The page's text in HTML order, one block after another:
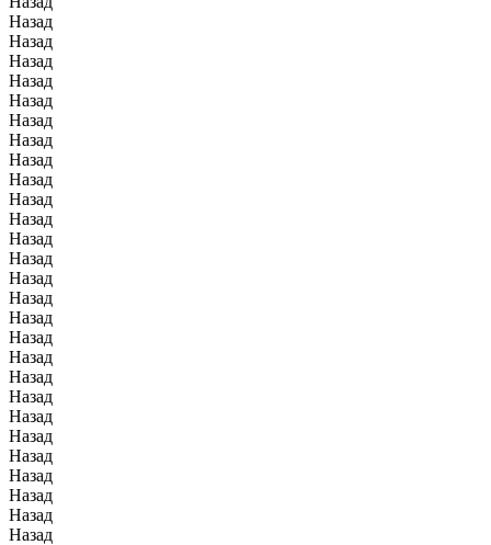
Назад
Назад
Назад
Назад
Назад
Назад
Назад
Назад
Назад
Назад
Назад
Назад
Назад
Назад
Назад
Назад
Назад
Назад
Назад
Назад
Назад
Назад
Назад
Назад
Назад
Назад
Назад